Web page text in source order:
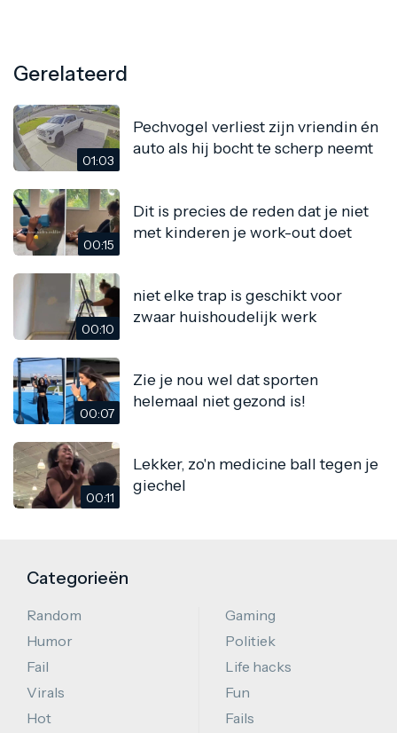
Gerelateerd
01:03
Pechvogel verliest zijn vriendin én
auto als hij bocht te scherp neemt
00:15
Dit is precies de reden dat je niet
met kinderen je work-out doet
00:10
niet elke trap is geschikt voor
zwaar huishoudelijk werk
00:07
Zie je nou wel dat sporten
helemaal niet gezond is!
00:11
Lekker, zo'n medicine ball tegen je
giechel
Categorieën
Random
Humor
Fail
Virals
Hot
Gaming
Politiek
Life hacks
Fun
Fails